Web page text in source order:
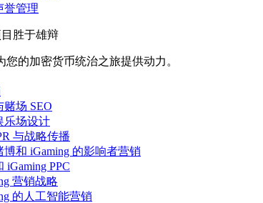
誉管理
胜于雄辩
您的加密货币统治之旅提供动力。
赌场 SEO
乐场设计
与战略传播
博和 iGaming 的影响者营销
iGaming PPC
营销战略
的人工智能营销